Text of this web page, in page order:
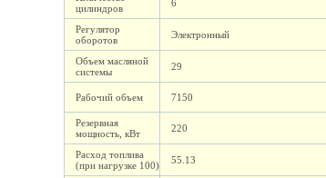
цилиндров
6
Регулятор
оборотов
Электронный
Объем масляной
системы
29
Рабочий объем 7150
Резервная
мощность, кВт
220
Расход топлива
(при нагрузке 100)
55.13